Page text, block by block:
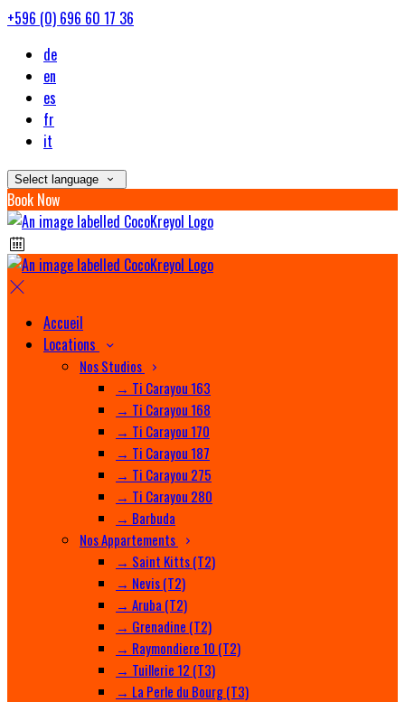
+596 (0) 696 60 17 36
de
en
es
fr
it
Select language
Book Now
Accueil
Locations
Nos Studios
→ Ti Carayou 163
→ Ti Carayou 168
→ Ti Carayou 170
→ Ti Carayou 187
→ Ti Carayou 275
→ Ti Carayou 280
→ Barbuda
Nos Appartements
→ Saint Kitts (T2)
→ Nevis (T2)
→ Aruba (T2)
→ Grenadine (T2)
→ Raymondiere 10 (T2)
→ Tuillerie 12 (T3)
→ La Perle du Bourg (T3)